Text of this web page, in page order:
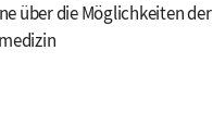
über die Möglichkeiten der